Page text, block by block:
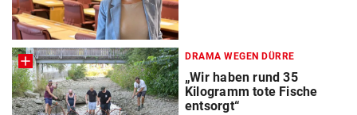
DRAMA WEGEN DÜRRE
„Wir haben rund 35
Kilogramm tote Fische
entsorgt“